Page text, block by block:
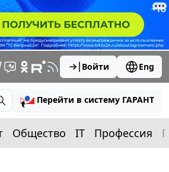
Войти Eng
Перейти в систему ГАРАНТ
Общество IT Профессия